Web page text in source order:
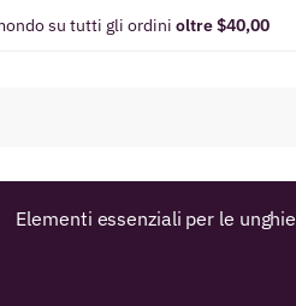
su tutti gli ordini oltre $40,00
Elementi essenziali per le unghie